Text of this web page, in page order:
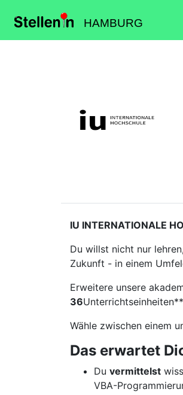
HAMBURG
IU INTERNATIONALE
Du willst nicht nur
Zukunft - in einem
Erweitere unsere
36
Wähle zwischen einem
Das erwartet
Du vermittelst
VBA-